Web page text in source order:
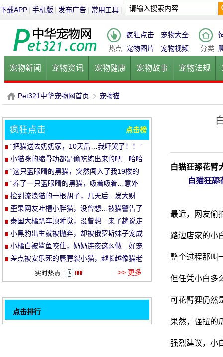
下载APP | 手机版 | 发布广告 | 常用工具 |
热点
疯狂点击
宠物大全
宠物图片
宠物视频 分类
宠物新闻 宠物资讯 宠物健康 宠物故事 宠物法规
健康饮食 宠物美容 宠物医院
P
et
Pet321中华宠物网首页
›
宠物猫
白猫狂舔花臂
白猫狂
最近，网友偷
路边店家的小
整个过程那叫
但任凭小白
可花臂狸仍然
果然，强扭
强烈建议，小
疯狂点击 点击榜
“把猫送去奶奶家，10天后…我吓哭了！！”
小猫咪的缩骨功都是偷吃练出来的吧…哈哈
哈
“这只蓝眼睛的黑猫，突然闯入了我19楼的
家里…”
“养了一只蓝眼睛的黑猫，吸着吸着…意外
发生了！”
捡到流浪猫的一根胡子，几天后…发大财
了！
歪果网友吐槽小胖猫，没曾想…被猫警告了
哈哈哈
泰国大橘趴车顶睡觉，没曾想…来了趟说走
就走的旅行哈哈哈！
小黑豹出生就被抛弃，却被俄罗斯妹子宠成
了铁憨憨！
小橘白被鲨鱼咬住，奶奶连夜这么做…好宠
溺！
差点被安乐死的唇腭裂小猫，越长越像猫老
>> 更多
点击排行